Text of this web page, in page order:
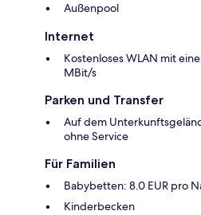
Außenpool
Internet
Kostenloses WLAN mit
MBit/s
Parken und Transfer
Auf dem
ohne Service
Für Familien
Babybetten: 8.0 EUR pro
Kinderbecken